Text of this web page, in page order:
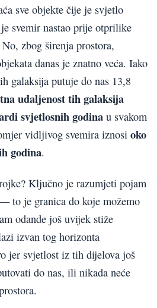
sve objekte čije je svjetlo
svemir nastao prije otprilike
No, zbog širenja prostora,
danas je znatno veća. Iako
galaksija putuje do nas 13,8
udaljenost tih galaksija
svjetlosnih godina u svakom
vidljivog svemira iznosi oko
godina.
Ključno je razumjeti pojam
to je granica do koje možemo
odande još uvijek stiže
izvan tog horizonta
jer svjetlost iz tih dijelova još
do nas, ili nikada neće